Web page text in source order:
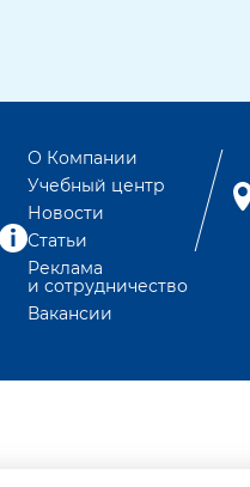
О Компании
Учебный центр
Новости
Статьи
Реклама
и сотрудничество
Вакансии